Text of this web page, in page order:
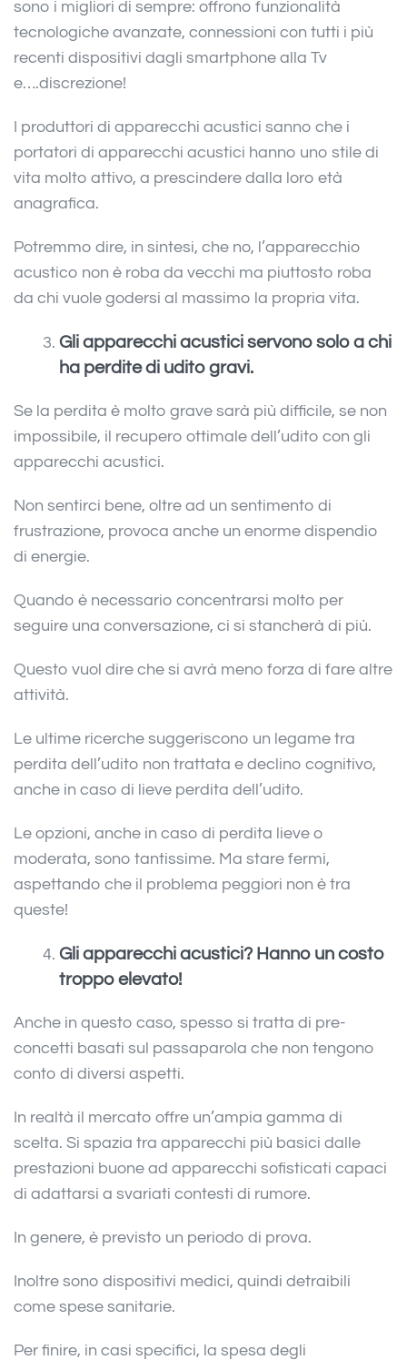
sono i migliori di sempre: offrono funzionalità
tecnologiche avanzate, connessioni con tutti i più
recenti dispositivi dagli smartphone alla Tv
e….discrezione!
I produttori di apparecchi acustici sanno che i
portatori di apparecchi acustici hanno uno stile di
vita molto attivo, a prescindere dalla loro età
anagrafica.
Potremmo dire, in sintesi, che no, l’apparecchio
acustico non è roba da vecchi ma piuttosto roba
da chi vuole godersi al massimo la propria vita.
Gli apparecchi acustici servono solo a chi
ha perdite di udito gravi.
Se la perdita è molto grave sarà più difficile, se non
impossibile, il recupero ottimale dell’udito con gli
apparecchi acustici.
Non sentirci bene, oltre ad un sentimento di
frustrazione, provoca anche un enorme dispendio
di energie.
Quando è necessario concentrarsi molto per
seguire una conversazione, ci si stancherà di più.
Questo vuol dire che si avrà meno forza di fare altre
attività.
Le ultime ricerche suggeriscono un legame tra
perdita dell’udito non trattata e declino cognitivo,
anche in caso di lieve perdita dell’udito.
Le opzioni, anche in caso di perdita lieve o
moderata, sono tantissime. Ma stare fermi,
aspettando che il problema peggiori non è tra
queste!
Gli apparecchi acustici? Hanno un costo
troppo elevato!
Anche in questo caso, spesso si tratta di pre-
concetti basati sul passaparola che non tengono
conto di diversi aspetti.
In realtà il mercato offre un’ampia gamma di
scelta. Si spazia tra apparecchi più basici dalle
prestazioni buone ad apparecchi sofisticati capaci
di adattarsi a svariati contesti di rumore.
In genere, è previsto un periodo di prova.
Inoltre sono dispositivi medici, quindi detraibili
come spese sanitarie.
Per finire, in casi specifici, la spesa degli